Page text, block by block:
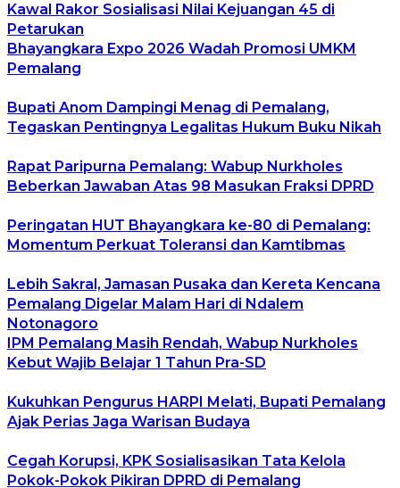
Kawal Rakor Sosialisasi Nilai Kejuangan 45 di
Petarukan
Bhayangkara Expo 2026 Wadah Promosi UMKM
Pemalang
Bupati Anom Dampingi Menag di Pemalang,
Tegaskan Pentingnya Legalitas Hukum Buku Nikah
Rapat Paripurna Pemalang: Wabup Nurkholes
Beberkan Jawaban Atas 98 Masukan Fraksi DPRD
Peringatan HUT Bhayangkara ke-80 di Pemalang:
Momentum Perkuat Toleransi dan Kamtibmas
Lebih Sakral, Jamasan Pusaka dan Kereta Kencana
Pemalang Digelar Malam Hari di Ndalem
Notonagoro
IPM Pemalang Masih Rendah, Wabup Nurkholes
Kebut Wajib Belajar 1 Tahun Pra-SD
Kukuhkan Pengurus HARPI Melati, Bupati Pemalang
Ajak Perias Jaga Warisan Budaya
Cegah Korupsi, KPK Sosialisasikan Tata Kelola
Pokok-Pokok Pikiran DPRD di Pemalang